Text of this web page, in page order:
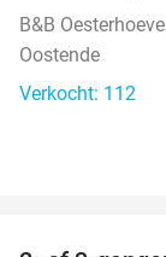
B&B Oesterhoeve
Oostende
Verkocht: 112